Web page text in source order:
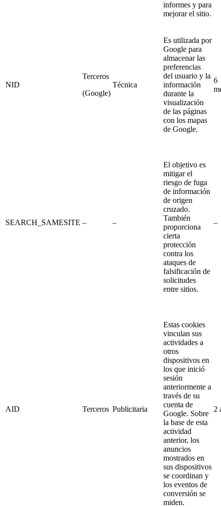
informes y para
mejorar el sitio.
NID
Terceros
(Google)
Técnica
Es utilizada por
Google para
almacenar las
preferencias
del usuario y la
información
durante la
visualización
de las páginas
con los mapas
de Google.
6
SEARCH_SAMESITE – –
El objetivo es
mitigar el
riesgo de fuga
de información
de origen
cruzado.
También
proporciona
cierta
protección
contra los
ataques de
falsificación de
solicitudes
entre sitios.
–
AID Terceros Publicitaria
Estas cookies
vinculan sus
actividades a
otros
dispositivos en
los que inició
sesión
anteriormente a
través de su
cuenta de
Google. Sobre
la base de esta
actividad
anterior, los
anuncios
mostrados en
sus dispositivos
se coordinan y
los eventos de
conversión se
miden.
2